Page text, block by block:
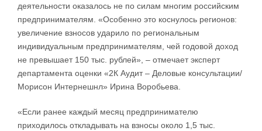
деятельности оказалось не по силам многим российским
предпринимателям. «Особенно это коснулось регионов:
увеличение взносов ударило по региональным
индивидуальным предпринимателям, чей годовой доход
не превышает 150 тыс. рублей», – отмечает эксперт
департамента оценки «2К Аудит – Деловые консультации/
Морисон Интернешнл» Ирина Воробьева.
«Если ранее каждый месяц предпринимателю
приходилось откладывать на взносы около 1,5 тыс.